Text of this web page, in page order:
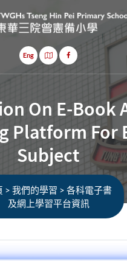
Eng
On E-Book
Platform For
Subject
> 我們的學習 > 各科電子書
及網上學習平台資訊